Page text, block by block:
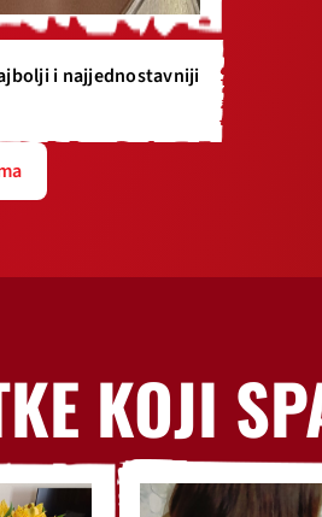
i najjednostavniji
KOJI